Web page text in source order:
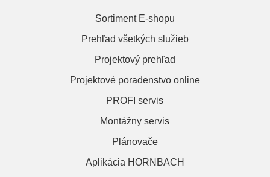
Sortiment E-shopu
Prehľad všetkých služieb
Projektový prehľad
Projektové poradenstvo online
PROFI servis
Montážny servis
Plánovače
Aplikácia HORNBACH